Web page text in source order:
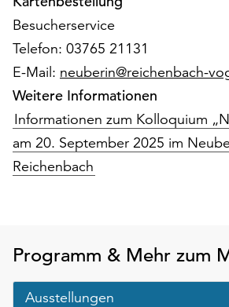
über
die
Schaltfläche
„Auswählen“.
Weitere
Informationen
finden
Sie
in
Impressum
Besucherservice
Telefon: 03765 21131
E-Mail: neuberin@reichenbach-
Weitere Informationen
Informationen zum Kolloquium
am 20. September 2025 im
Reichenbach
Programm & Mehr zum
Ausstellungen